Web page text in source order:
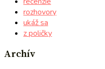
rozhovory
ukáž sa
z poličky
Archív